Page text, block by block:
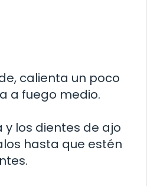
calienta un poco
a fuego medio.
los dientes de ajo
hasta que estén